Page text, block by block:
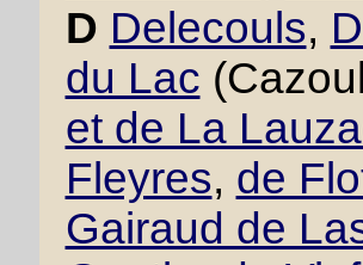
D Delecouls,
du Lac
et de La
Fleyres, de
Gairaud de